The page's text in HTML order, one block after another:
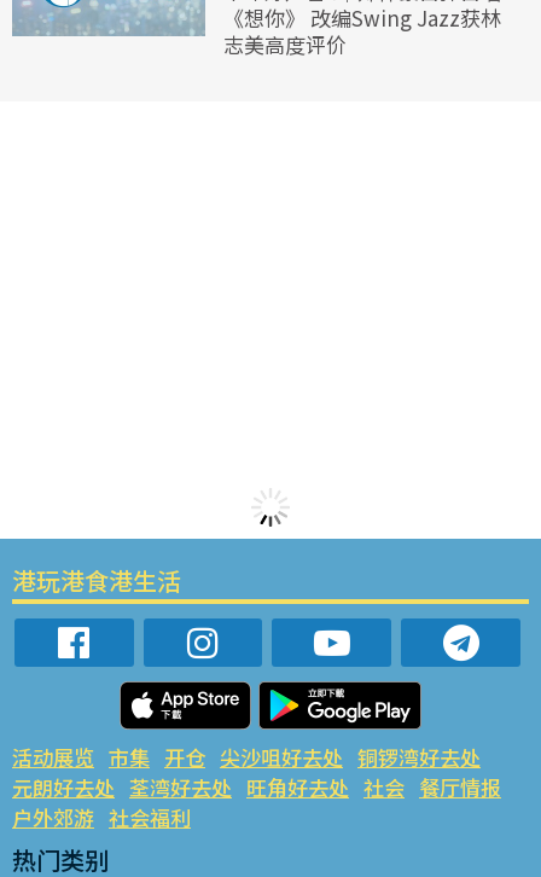
《想你》 改编Swing Jazz获林
志美高度评价
港玩港食港生活
活动展览 市集 开仓 尖沙咀好去处 铜锣湾好去处
元朗好去处 荃湾好去处 旺角好去处 社会 餐厅情报
户外郊游 社会福利
热门类别